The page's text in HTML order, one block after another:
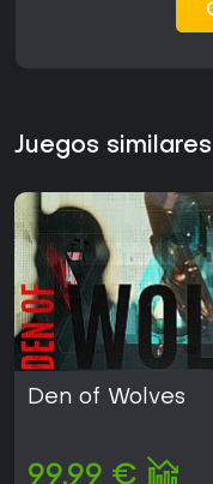
Juegos
Den of Wolves
99,99 €